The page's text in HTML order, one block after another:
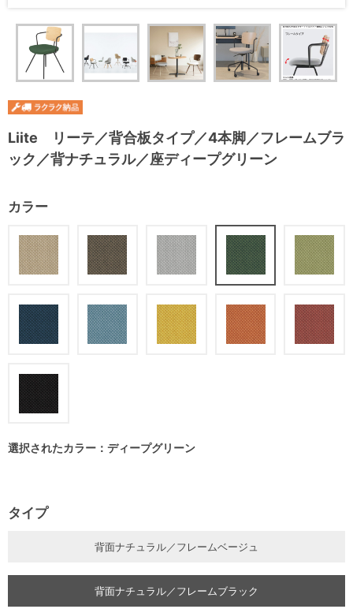
Liite リーテ／背合板タイプ／4本脚／フレームブラ
ック／背ナチュラル／座ディープグリーン
カラー
選択されたカラー：ディープグリーン
タイプ
背面ナチュラル／フレームベージュ
背面ナチュラル／フレームブラック